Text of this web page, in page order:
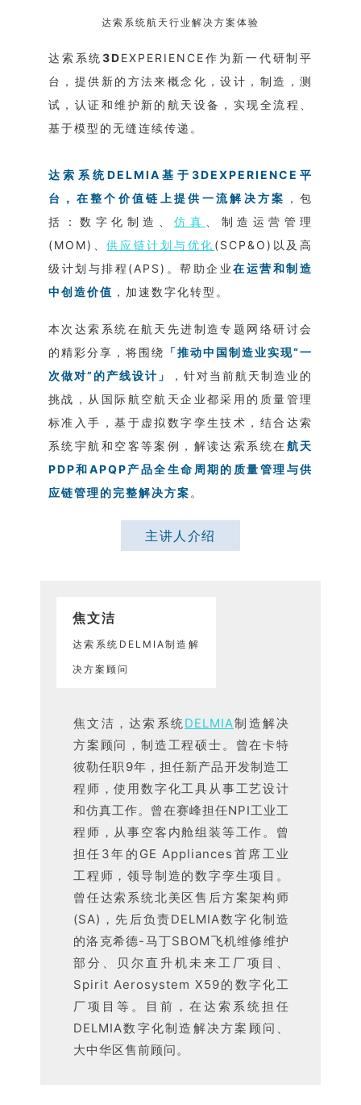
达索系统航天行业解决方案体验
达索系统3DEXPERIENCE作为新一代研制平
台，提供新的方法来概念化，设计，制造，测
试，认证和维护新的航天设备，实现全流程、
基于模型的无缝连续传递。
达索系统DELMIA基于3DEXPERIENCE平
台，在整个价值链上提供一流解决方案 ，包
括：数字化制造、 仿真
、制造运营管理
(MOM)、供应链计划与优化 (SCP&O)以及高
级计划与排程(APS)。帮助企业在运营和制造
中创造价值 ，加速数字化转型。
本次达索系统在航天先进制造专题网络研讨会
的精彩分享，将围绕 「推动中国制造业实现“一
次做对”的产线设计」
，针对当前航天制造业的
挑战，从国际航空航天企业都采用的质量管理
标准入手，基于虚拟数字孪生技术，结合达索
系统宇航和空客等案例，解读达索系统在航天
PDP和APQP产品全生命周期的质量管理与供
应链管理的完整解决方案 。
主讲人介绍
焦文洁
达索系统DELMIA制造解
决方案顾问
焦文洁，达索系统DELMIA制造解决
方案顾问，制造工程硕士。曾在卡特
彼勒任职9年，担任新产品开发制造工
程师，使用数字化工具从事工艺设计
和仿真工作。曾在赛峰担任NPI工业工
程师，从事空客内舱组装等工作。曾
担任3年的GE Appliances首席工业
工程师，领导制造的数字孪生项目。
曾任达索系统北美区售后方案架构师
(SA)，先后负责DELMIA数字化制造
的洛克希德-马丁SBOM飞机维修维护
部分、贝尔直升机未来工厂项目、
Spirit Aerosystem X59的数字化工
厂项目等。目前，在达索系统担任
DELMIA数字化制造解决方案顾问、
大中华区售前顾问。